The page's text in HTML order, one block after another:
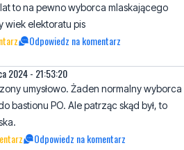
to na pewno wyborca mlaskającego
wiek elektoratu pis
Odpowiedz na komentarz
2024 - 21:53:20
umysłowo. Żaden normalny wyborca
bastionu PO. Ale patrząc skąd był, to
Odpowiedz na komentarz